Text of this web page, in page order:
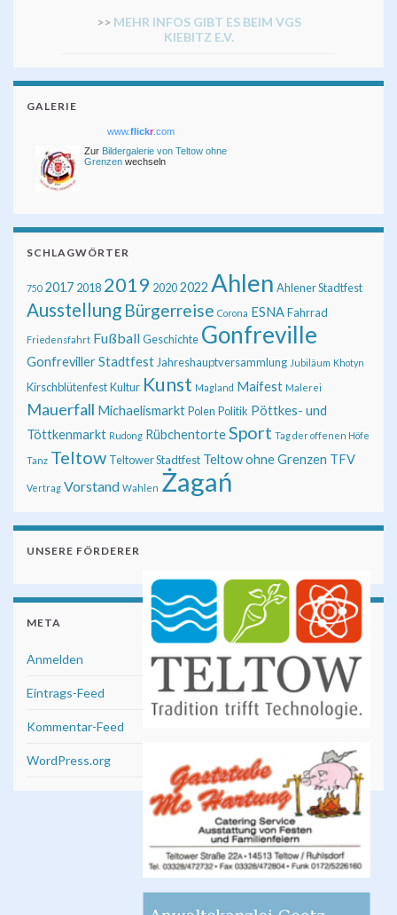
>> MEHR INFOS GIBT ES BEIM VGS
KIEBITZ E.V.
GALERIE
www.flickr.com
Zur Bildergalerie von Teltow ohne
Grenzen wechseln
SCHLAGWÖRTER
750 2017 2018 2019 20202022 Ahlen Ahlener Stadtfest
Ausstellung Bürgerreise Corona ESNAFahrrad
Friedensfahrt FußballGeschichte Gonfreville
Gonfreviller Stadtfest Jahreshauptversammlung Jubiläum Khotyn
KirschblütenfestKultur Kunst Magland Maifest Malerei
Mauerfall MichaelismarktPolen Politik Pöttkes- und
Töttkenmarkt Rudong RübchentorteSport Tag der offenen Höfe
Tanz Teltow Teltower Stadtfest Teltow ohne Grenzen TFV
Vertrag Vorstand Wahlen Żagań
UNSERE FÖRDERER
META
Anmelden
Eintrags-Feed
Kommentar-Feed
WordPress.org